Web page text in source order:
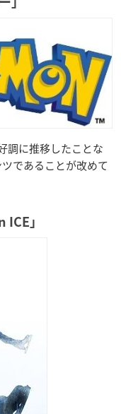
調に推移したことな
であることが改めて
ICE」